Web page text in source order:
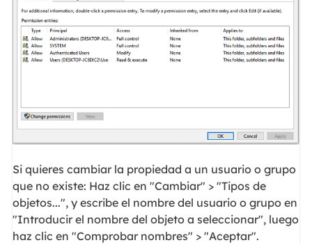
Si quieres cambiar la propiedad a un usuario o grupo
que no existe: Haz clic en "Cambiar" > "Tipos de
objetos...", y escribe el nombre del usuario o grupo en
"Introducir el nombre del objeto a seleccionar", luego
haz clic en "Comprobar nombres" > "Aceptar".